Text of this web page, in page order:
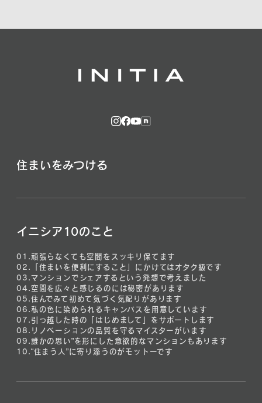
住まいをみつける
イニシア10のこと
01.頑張らなくても空間をスッキリ保てます
02.
「住まいを便利にすること」にかけてはオタク級です
03.マンションでシェアするという発想で考えました
04. 空間を広々と感じるのには秘密があります
05.住んでみて初めて気づく気配りがあります
06.私の色に染められるキャンバスを用意しています
07. 引っ越した時の「はじめまして」をサポートします
08. リノベーションの品質を守るマイスターがいます
09.誰かの思い”を形にした意欲的なマンションもあります
10.“住まう人”に寄り添うのがモットーです